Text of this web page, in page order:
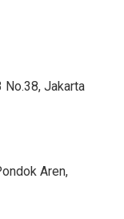
No.38, Jakarta
Aren,